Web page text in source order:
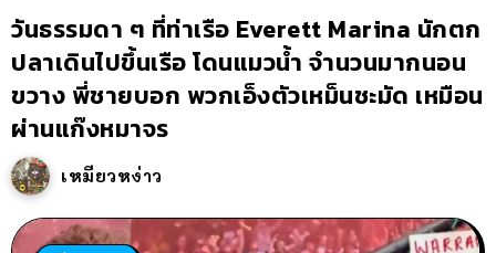
วันธรรมดา ๆ ที่ท่าเรือ Everett Marina นักตก
ปลาเดินไปขึ้นเรือ โดนแมวน้ำ จำนวนมากนอน
ขวาง พี่ชายบอก พวกเอ็งตัวเหม็นชะมัด เหมือน
ผ่านแก๊งหมาจร
เหมียวหง่าว